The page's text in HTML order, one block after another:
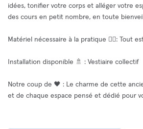
idées, tonifier votre corps et alléger votre
des cours en petit nombre, en toute
Matériel nécessaire à la pratique 🧘‍♀️: Tout
Installation disponible 🚿 : Vestiaire collectif
Notre coup de 🖤 : Le charme de cette
et de chaque espace pensé et dédié pour